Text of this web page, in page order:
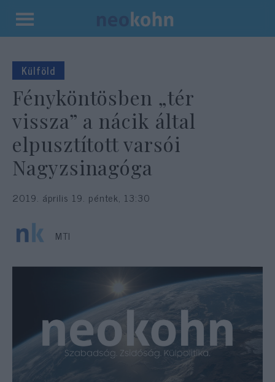
Kilépés
tartalomba
Külföld
Fényköntösben „tér
vissza” a nácik által
elpusztított varsói
Nagyzsinagóga
2019. április 19. péntek, 13:30
MTI